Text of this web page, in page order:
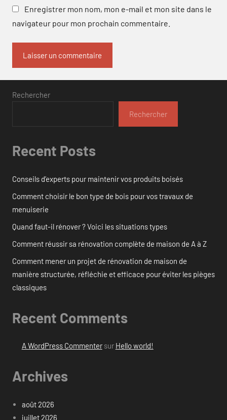
Enregistrer mon nom, mon e-mail et mon site dans le
navigateur pour mon prochain commentaire.
Rechercher
Rechercher
Recent Posts
Conseils d’experts pour maintenir vos produits boisés
Comment choisir le bon type de bois pour vos travaux de
menuiserie
Quand faut-il rénover ? Voici les situations types
Comment réussir sa rénovation complète de maison de A à Z
Comment mener un projet de rénovation de maison de
manière structurée, réfléchie et efficace pour éviter les pièges
classiques
Recent Comments
A WordPress Commentersur Hello world!
Archives
août 2026
juillet 2026